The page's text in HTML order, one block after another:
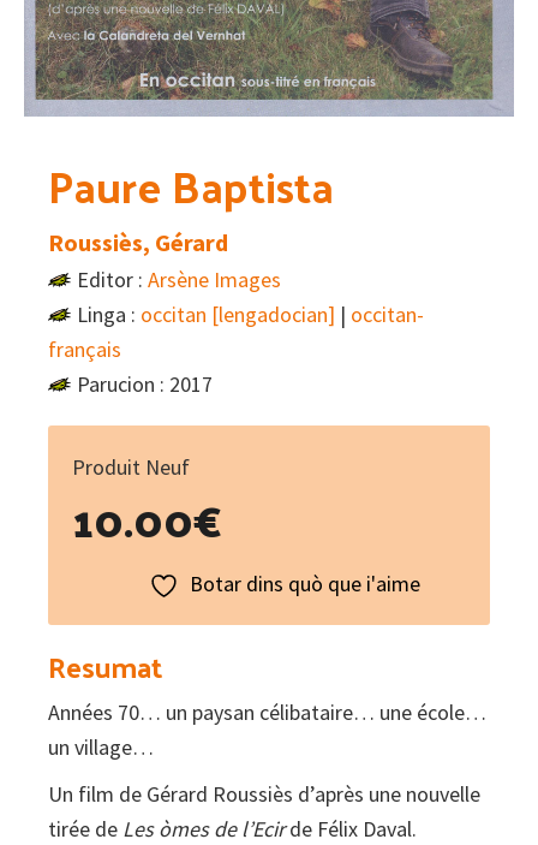
Paure Baptista
Roussiès, Gérard
Editor : Arsène Images
Linga : occitan [lengadocian] | occitan-
français
Parucion : 2017
Produit Neuf
10.00€
Botar dins quò que i'aime
Resumat
Années 70… un paysan célibataire… une école…
un village…
Un film de Gérard Roussiès d’après une nouvelle
tirée de Les òmes de l’Ecirde Félix Daval.